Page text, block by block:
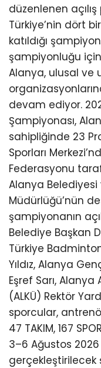
düzenlenen
Türkiye’nin dört
katıldığı
şampiyonluğu
Alanya, ulusal ve
devam ediyor.
Şampiyonası,
sahipliğinde 23
Sporları
Federasyonu
Alanya
Müdürlüğü’nün
şampiyonanın
Belediye Başkan
Türkiye
Yıldız, Alanya
Eşref Sarı,
(ALKÜ) Rektör
sporcular,
47 TAKIM, 167
3–6 Ağustos
gerçekleştirilecek